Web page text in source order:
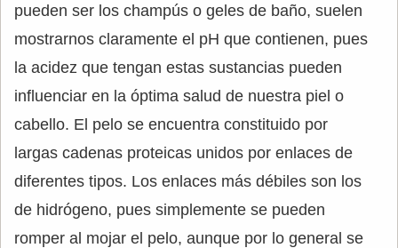
pueden ser los champús o geles de baño, suelen
mostrarnos claramente el pH que contienen, pues
la acidez que tengan estas sustancias pueden
influenciar en la óptima salud de nuestra piel o
cabello. El pelo se encuentra constituido por
largas cadenas proteicas unidos por enlaces de
diferentes tipos. Los enlaces más débiles son los
de hidrógeno, pues simplemente se pueden
romper al mojar el pelo, aunque por lo general se